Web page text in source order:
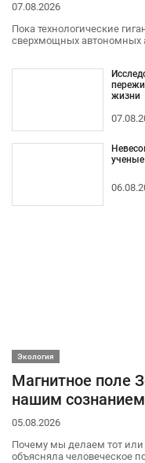
07.08.2026
Пока технологические
сверхмощных автономных
жизни
ученые
Экология
Магнитное поле
нашим
05.08.2026
Почему мы делаем тот или
объясняла человеческое